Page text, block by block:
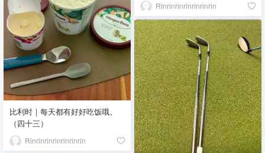
Rinrinrinrinrinrinrin
比利时｜每天都有好好吃饭哦。
（四十三）
Rinrinrinrinrinrinrin